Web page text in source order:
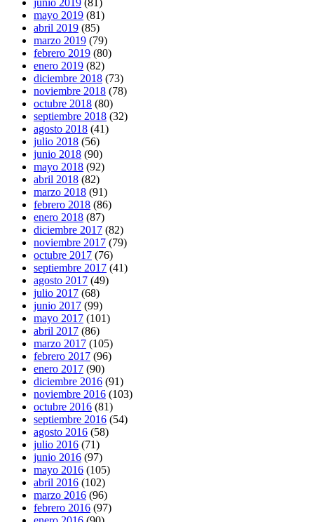
mayo 2019 (81)
abril 2019 (85)
marzo 2019 (79)
febrero 2019 (80)
enero 2019 (82)
diciembre 2018 (73)
noviembre 2018 (78)
octubre 2018 (80)
septiembre 2018 (32)
agosto 2018 (41)
julio 2018 (56)
junio 2018 (90)
mayo 2018 (92)
abril 2018 (82)
marzo 2018 (91)
febrero 2018 (86)
enero 2018 (87)
diciembre 2017 (82)
noviembre 2017 (79)
octubre 2017 (76)
septiembre 2017 (41)
agosto 2017 (49)
julio 2017 (68)
junio 2017 (99)
mayo 2017 (101)
abril 2017 (86)
marzo 2017 (105)
febrero 2017 (96)
enero 2017 (90)
diciembre 2016 (91)
noviembre 2016 (103)
octubre 2016 (81)
septiembre 2016 (54)
agosto 2016 (58)
julio 2016 (71)
junio 2016 (97)
mayo 2016 (105)
abril 2016 (102)
marzo 2016 (96)
febrero 2016 (97)